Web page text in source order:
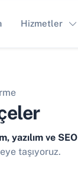
Hizmetler
yazılım ve SEO
taşıyoruz.